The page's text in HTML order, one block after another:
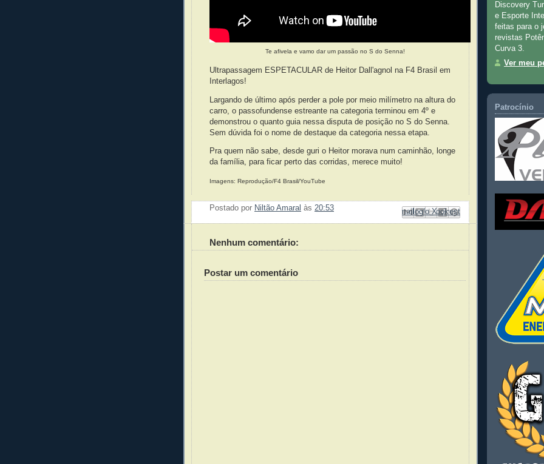
Te afivela e vamo dar um passão no S do Senna!
Ultrapassagem ESPETACULAR de Heitor Dall'agnol na F4 Brasil em
Interlagos!
Largando de último após perder a pole por meio milímetro na altura do
carro, o passofundense estreante na categoria terminou em 4º e
demonstrou o quanto guia nessa disputa de posição no S do Senna.
Sem dúvida foi o nome de destaque da categoria nessa etapa.
Pra quem não sabe, desde guri o Heitor morava num caminhão, longe
da família, para ficar perto das corridas, merece muito!
Imagens: Reprodução/F4 Brasil/YouTube
Postado por Niltão Amaral às 20:53 Enviar por e-mail
Postar no blog!
Compartilhar no X
Compartilhar no Facebook
Compartilhar com o Pinterest
Nenhum comentário:
Postar um comentário
Discovery
e Esporte
feitas para o
revistas
Curva 3.
Ver meu
Patrocínio